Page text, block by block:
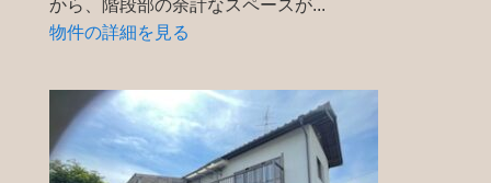
物件の詳細を見る